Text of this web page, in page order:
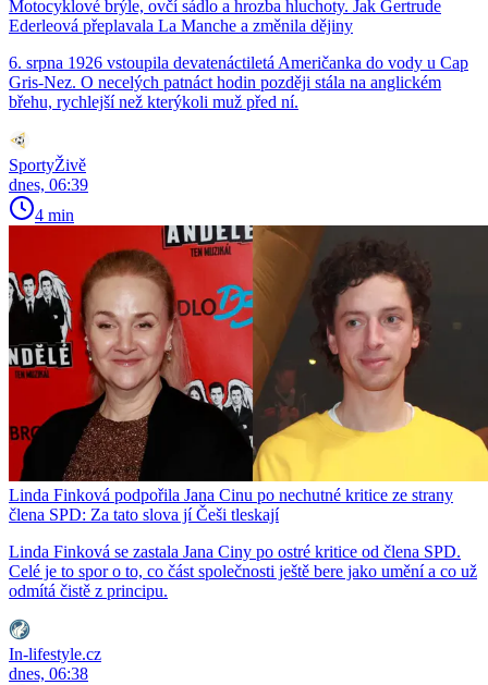
Motocyklové brýle, ovčí sádlo a hrozba hluchoty. Jak Gertrude
Ederleová přeplavala La Manche a změnila dějiny
6. srpna 1926 vstoupila devatenáctiletá Američanka do vody u Cap
Gris-Nez. O necelých patnáct hodin později stála na anglickém
břehu, rychlejší než kterýkoli muž před ní.
SportyŽivě
dnes, 06:39
4 min
Linda Finková podpořila Jana Cinu po nechutné kritice ze strany
člena SPD: Za tato slova jí Češi tleskají
Linda Finková se zastala Jana Ciny po ostré kritice od člena SPD.
Celé je to spor o to, co část společnosti ještě bere jako umění a co už
odmítá čistě z principu.
In-lifestyle.cz
dnes, 06:38